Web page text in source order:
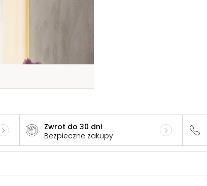
Zwrot do 30 dni
Bezpieczne zakupy